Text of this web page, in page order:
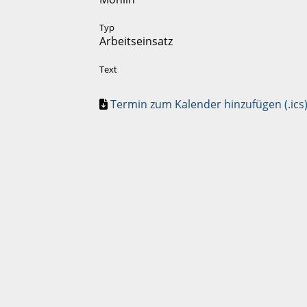
Typ
Arbeitseinsatz
Text
Termin zum Kalender hinzufügen (.ics)